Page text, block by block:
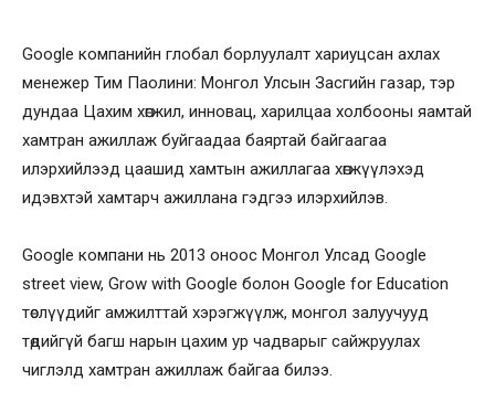
Google компанийн глобал борлуулалт хариуцсан ахлах
менежер Тим Паолини: Монгол Улсын Засгийн газар, тэр
дундаа Цахим хөгжил, инновац, харилцаа холбооны яамтай
хамтран ажиллаж буйгаадаа баяртай байгаагаа
илэрхийлээд цаашид хамтын ажиллагаа хөгжүүлэхэд
идэвхтэй хамтарч ажиллана гэдгээ илэрхийлэв.
Google компани нь 2013 оноос Монгол Улсад Google
street view, Grow with Google болон Google for Education
төслүүдийг амжилттай хэрэгжүүлж, монгол залуучууд
төдийгүй багш нарын цахим ур чадварыг сайжруулах
чиглэлд хамтран ажиллаж байгаа билээ.